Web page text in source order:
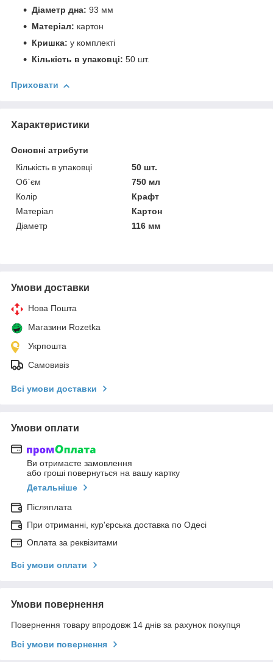
Діаметр дна: 93 мм
Матеріал: картон
Кришка: у комплекті
Кількість в упаковці: 50 шт.
Приховати
Характеристики
Основні атрибути
Кількість в упаковці
50 шт.
Об`єм
750 мл
Колір
Крафт
Матеріал
Картон
Діаметр
116 мм
Умови доставки
Нова Пошта
Магазини Rozetka
Укрпошта
Самовивіз
Всі умови доставки
Умови оплати
Ви отримаєте замовлення
або гроші повернуться на вашу картку
Детальніше
Післяплата
При отриманні, кур'єрська доставка по Одесі
Оплата за реквізитами
Всі умови оплати
Умови повернення
Повернення товару впродовж 14 днів за рахунок покупця
Всі умови повернення